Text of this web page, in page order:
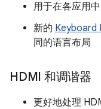
用于在各应用
新的 Keyboard
同的语言布局
HDMI 和调谐器
更好地处理